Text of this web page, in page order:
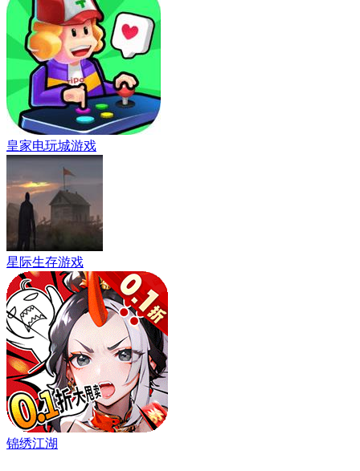
皇家电玩城游戏
星际生存游戏
锦绣江湖